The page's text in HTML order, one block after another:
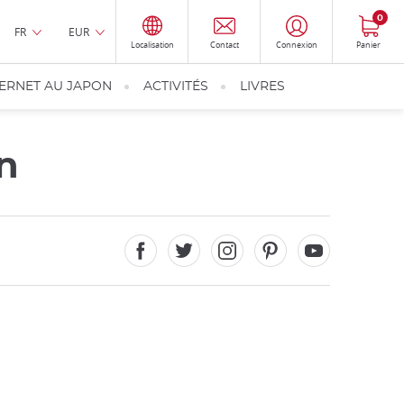
FR EUR
Localisation Contact Connexion Panier
0
AU JAPON ACTIVITÉS LIVRES